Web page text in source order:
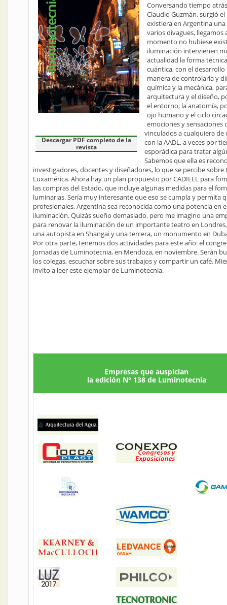
Descargar PDF completo de la
revista
Conversando tiempo
Claudio Guzmán, surgió
existiera en Argentina
varios divagues, llegamos
momento no hubiese
iluminación intervienen
actualidad la forma
cuántica, con el
manera de controlarla y
química y la mecánica,
arquitectura y el diseño,
el entorno; la anatomía,
ojo humano y el ciclo
emociones y sensaciones
vinculados a cualquiera de
con la AADL, a veces por
esporádica para tratar
Sabemos que ella es
investigadores, docentes y diseñadores, lo que se percibe
Luxamérica. Ahora hay un plan propuesto por CADIEEL para
las compras del Estado, que incluye algunas medidas para el
luminarias. Sería muy interesante que eso se cumpla y permita
profesionales, Argentina sea reconocida como una potencia en
iluminación. Quizás sueño demasiado, pero me imagino una
para renovar la iluminación de un importante teatro en
una autopista en Shangai y una tercera, un monumento en
Por otra parte, tenemos dos actividades para este año: el
Jornadas de Luminotecnia, en Mendoza, en noviembre. Serán
los colegas, escuchar sobre sus trabajos y compartir un café.
invito a leer este ejemplar de Luminotecnia.
Empresas que auspician
la edición N° 138 de Luminotecnia